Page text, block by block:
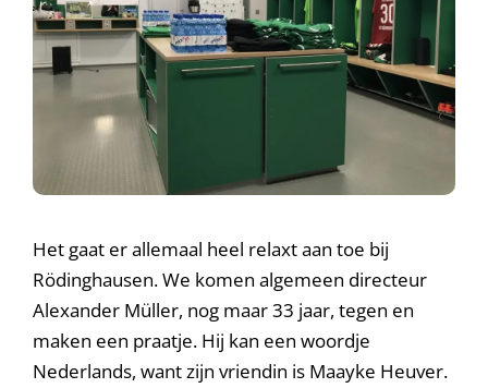
Het gaat er allemaal heel relaxt aan toe bij
Rödinghausen. We komen algemeen directeur
Alexander Müller, nog maar 33 jaar, tegen en
maken een praatje. Hij kan een woordje
Nederlands, want zijn vriendin is Maayke Heuver.